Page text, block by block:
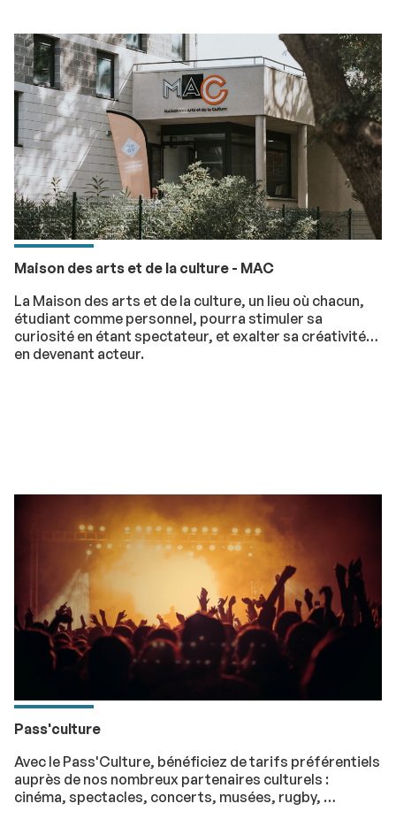
Maison des arts et de la culture - MAC
La Maison des arts et de la culture, un lieu où chacun,
étudiant comme personnel, pourra stimuler sa
curiosité en étant spectateur, et exalter sa créativité
en devenant acteur.
Pass'culture
Avec le Pass'Culture, bénéficiez de tarifs préférentiels
auprès de nos nombreux partenaires culturels :
cinéma, spectacles, concerts, musées, rugby, …